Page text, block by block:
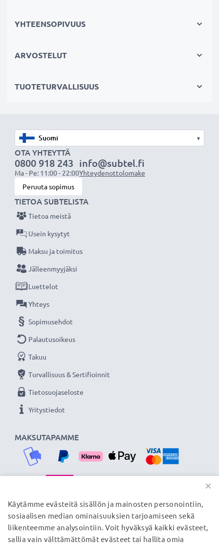
vasen) -punainen (audio oikea))
mono))
✔ Pelikonsoleihin
✔ Televisioon & projektoreihin
✔ DVD- & blu-ray-soittimiin
✔ Subwoofereihin & vahvistimiin
Paranna ääni- ja kuvaelämystä subtel RCA-
johdolla, Erinomainen suorituskyky ja liitettävyys,
3 vuoden takuu!
YHTEENSOPIVUUS
ARVOSTELUT
TUOTETURVALLISUUS
▾
OTA YHTEYTTÄ
0800 918 243
Ma - Pe: 11:00 - 22:00
info@subtel.fi
Yhteydenottolomake
Peruuta sopimus
MAKSUTAPAMME
TIETOA SUBTELISTA
Tietoa meistä
Usein kysytyt
Maksu ja toimitus
Jälleenmyyjäksi
Luettelot
Yhteys
Sopimusehdot
Palautusoikeus
Takuu
Turvallisuus & Sertifioinnit
Tietosuojaseloste
Yritystiedot
TOIMITUSKUMPPANIMME
© subtel.fi 2026
×
Käytämme evästeitä sisällön ja mainosten personointiin,
sosiaalisen median ominaisuuksien tarjoamiseen sekä
liikenteemme analysointiin. Voit hyväksyä kaikki evästeet,
sallia vain välttämättömät evästeet tai hallita omia